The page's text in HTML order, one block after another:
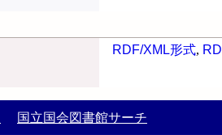
RDF/XML形式,
国立国会図書館サーチ